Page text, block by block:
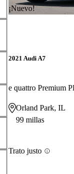
¡Nuevo!
2021 Audi A7
e quattro Premium
Orland Park, IL
99 millas
Trato justo